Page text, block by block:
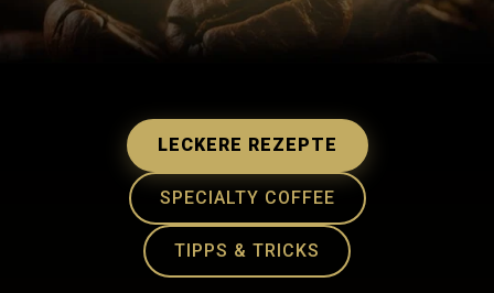
LECKERE REZEPTE
SPECIALTY COFFEE
TIPPS & TRICKS